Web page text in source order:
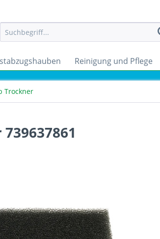
Reinigung und Pflege
Trockner